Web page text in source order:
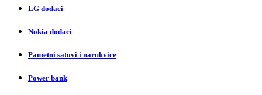
LG dodaci
Nokia dodaci
Pametni satovi i narukvice
Power bank